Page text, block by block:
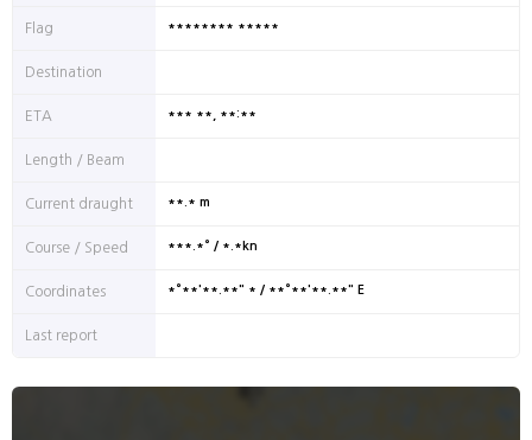
Flag ******** *****
Destination
ETA *** **, **:**
Length / Beam
Current draught **.* m
Course / Speed ***.*° / *.*kn
Coordinates *°**'**.**" * / **°**'**.**" E
Last report